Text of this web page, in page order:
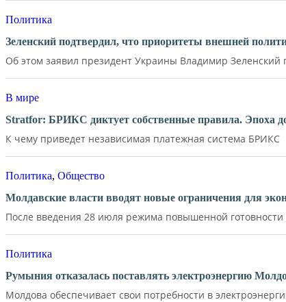
Политика
Зеленский подтвердил, что приоритеты внешней
Об этом заявил президент Украины Владимир Зеленский
В мире
Stratfor: БРИКС диктует собственные правила. Эпоха
К чему приведет независимая платежная система БРИКС
Политика, Общество
Молдавские власти вводят новые ограничения для
После введения 28 июля режима повышенной готовности
Политика
Румыния отказалась поставлять электроэнергию
Молдова обеспечивает свои потребности в